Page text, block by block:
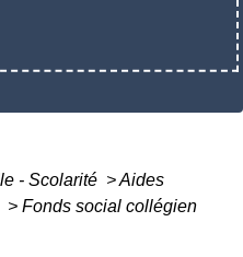
- Scolarité >Aides
> Fonds social collégien